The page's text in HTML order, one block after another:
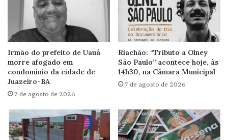
Irmão do prefeito de Uauá
morre afogado em
condomínio da cidade de
Juazeiro-BA
7 de agosto de 2026
Riachão: “Tributo a Olney
São Paulo” acontece hoje, às
14h30, na Câmara Municipal
7 de agosto de 2026